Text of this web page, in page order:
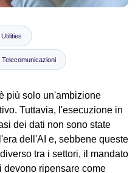
Telecomunicazioni
più solo un'ambizione
Tuttavia, l'esecuzione in
dei dati non sono state
dell'AI e, sebbene queste
tra i settori, il mandato
devono ripensare come